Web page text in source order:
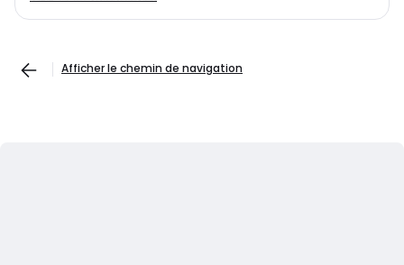
Afficher le chemin de navigation